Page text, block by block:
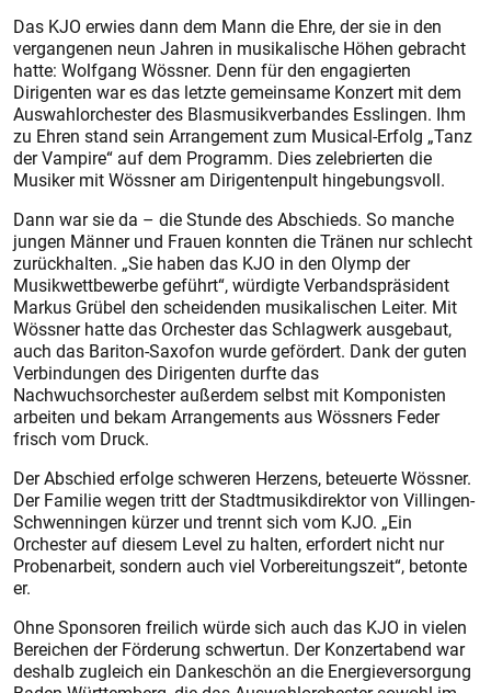
Das KJO erwies dann dem Mann die Ehre, der sie in den
vergangenen neun Jahren in musikalische Höhen gebracht
hatte: Wolfgang Wössner. Denn für den engagierten
Dirigenten war es das letzte gemeinsame Konzert mit dem
Auswahlorchester des Blasmusikverbandes Esslingen. Ihm
zu Ehren stand sein Arrangement zum Musical-Erfolg „Tanz
der Vampire“ auf dem Programm. Dies zelebrierten die
Musiker mit Wössner am Dirigentenpult hingebungsvoll.
Dann war sie da – die Stunde des Abschieds. So manche
jungen Männer und Frauen konnten die Tränen nur schlecht
zurückhalten. „Sie haben das KJO in den Olymp der
Musikwettbewerbe geführt“, würdigte Verbandspräsident
Markus Grübel den scheidenden musikalischen Leiter. Mit
Wössner hatte das Orchester das Schlagwerk ausgebaut,
auch das Bariton-Saxofon wurde gefördert. Dank der guten
Verbindungen des Dirigenten durfte das
Nachwuchsorchester außerdem selbst mit Komponisten
arbeiten und bekam Arrangements aus Wössners Feder
frisch vom Druck.
Der Abschied erfolge schweren Herzens, beteuerte Wössner.
Der Familie wegen tritt der Stadtmusikdirektor von Villingen-
Schwenningen kürzer und trennt sich vom KJO. „Ein
Orchester auf diesem Level zu halten, erfordert nicht nur
Probenarbeit, sondern auch viel Vorbereitungszeit“, betonte
er.
Ohne Sponsoren freilich würde sich auch das KJO in vielen
Bereichen der Förderung schwertun. Der Konzertabend war
deshalb zugleich ein Dankeschön an die Energieversorgung